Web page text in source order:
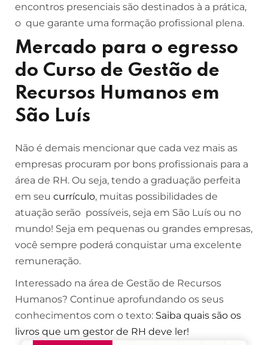
encontros presenciais são destinados à a prática,
o que garante uma formação profissional plena.
Mercado para o egresso
do Curso de Gestão de
Recursos Humanos em
São Luís
Não é demais mencionar que cada vez mais as
empresas procuram por bons profissionais para a
área de RH. Ou seja, tendo a graduação perfeita
em seu currículo, muitas possibilidades de
atuação serão possíveis, seja em São Luís ou no
mundo! Seja em pequenas ou grandes empresas,
você sempre poderá conquistar uma excelente
remuneração.
Interessado na área de Gestão de Recursos
Humanos? Continue aprofundando os seus
conhecimentos com o texto: Saiba quais são os
livros que um gestor de RH deve ler!